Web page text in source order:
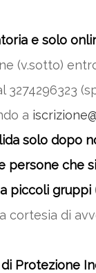
e solo
(v.sotto)
3274296323
a
solo dopo
persone che
piccoli gruppi
cortesia di
Protezione